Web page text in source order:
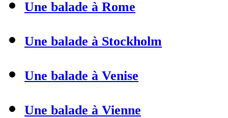
Une balade à Rome
Une balade à Stockholm
Une balade à Venise
Une balade à Vienne